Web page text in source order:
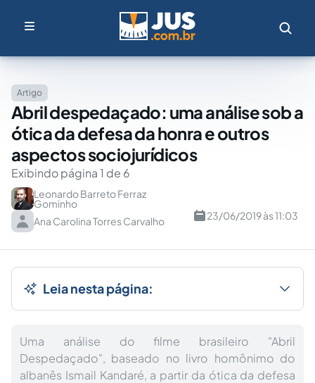
Artigo
Abril despedaçado: uma análise sob a
ótica da defesa da honra e outros
aspectos sociojurídicos
Exibindo página 1 de 6
Leonardo Barreto Ferraz
Gominho
Ana Carolina Torres Carvalho
23/06/2019 às 11:03
Leia nesta página:
Uma análise do filme brasileiro "Abril
Despedaçado", baseado no livro homônimo do
albanês Ismail Kandaré, a partir da ótica da defesa